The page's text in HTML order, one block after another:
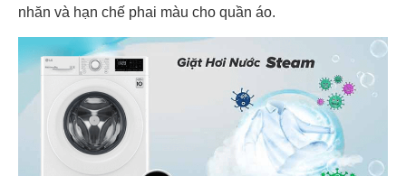
nhăn và hạn chế phai màu cho quần áo.